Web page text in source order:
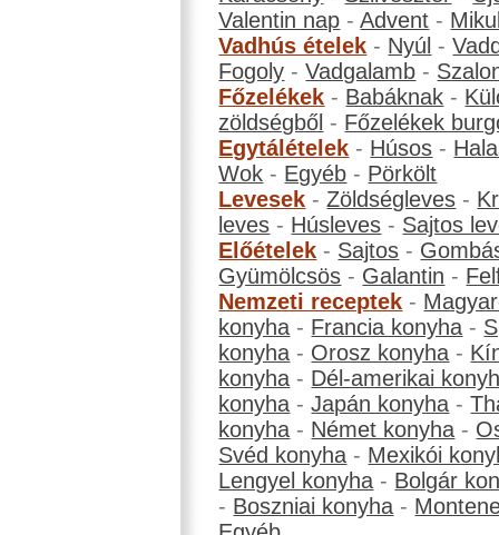
Valentin nap -Advent -
Vadhús ételek - Nyúl -
Fogoly -Vadgalamb -
Főzelékek - Babáknak -
zöldségből - Főzelékek
Egytálételek - Húsos -
Wok - Egyéb - Pörkölt
Levesek -Zöldségleves -
leves - Húsleves - Sajtos
Előételek - Sajtos -
Gyümölcsös - Galantin -
Nemzeti receptek -
konyha - Francia konyha -
konyha - Orosz konyha -
konyha - Dél-amerikai
konyha -Japán konyha -
konyha - Német konyha -
Svéd konyha - Mexikói
Lengyel konyha - Bolgár
- Boszniai konyha -